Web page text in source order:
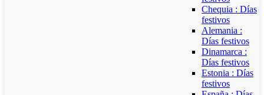
Chequia : Días
festivos
Alemania :
Días festivos
Dinamarca :
Días festivos
Estonia : Días
festivos